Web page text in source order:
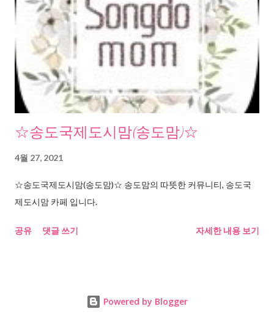
☆송도국제도시맘(송도맘)☆
4월 27, 2021
☆송도국제도시맘(송도맘)☆ 송도맘의 따뜻한 커뮤니티, 송도국
제도시맘 카페 입니다.
공유 댓글 쓰기 자세한 내용 보기
Powered by Blogger